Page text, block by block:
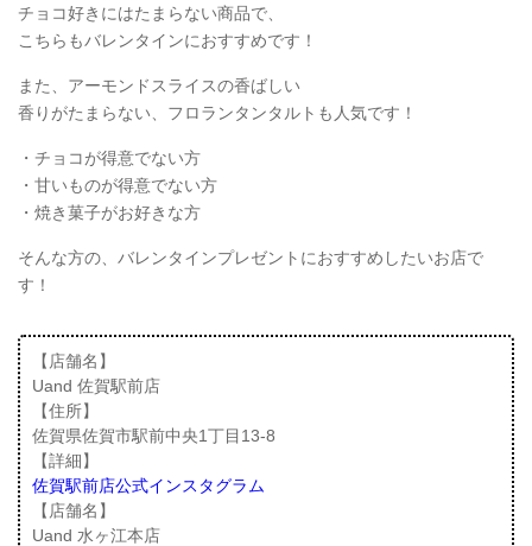
チョコ好きにはたまらない商品で、
こちらもバレンタインにおすすめです！
また、アーモンドスライスの香ばしい
香りがたまらない、フロランタンタルトも人気です！
・チョコが得意でない方
・甘いものが得意でない方
・焼き菓子がお好きな方
そんな方の、バレンタインプレゼントにおすすめしたいお店で
す！
【店舗名】
Uand 佐賀駅前店
【住所】
佐賀県佐賀市駅前中央1丁目13-8
【詳細】
佐賀駅前店公式インスタグラム
【店舗名】
Uand 水ヶ江本店